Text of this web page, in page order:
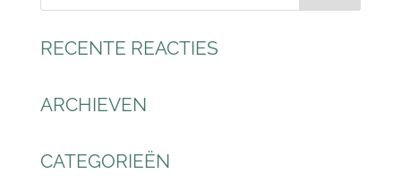
RECENTE REACTIES
ARCHIEVEN
CATEGORIEËN